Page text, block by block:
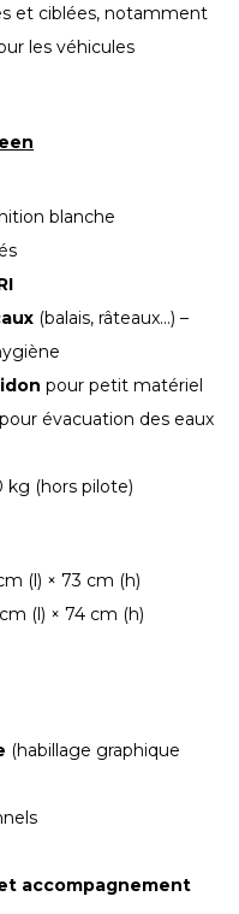
et ciblées, notamment
les véhicules
blanche
(balais, râteaux…) –
pour petit matériel
pour évacuation des eaux
kg (hors pilote)
(l) × 73 cm (h)
(l) × 74 cm (h)
(habillage graphique
accompagnement